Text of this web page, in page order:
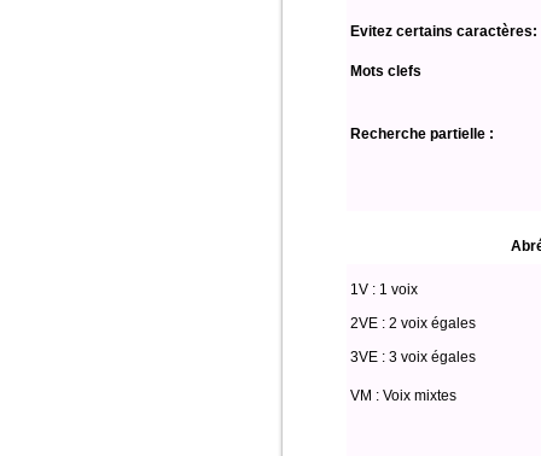
Evitez certains caractères:
Mots clefs
Recherche partielle :
1V : 1 voix
2VE : 2 voix égales
3VE : 3 voix égales
VM : Voix mixtes